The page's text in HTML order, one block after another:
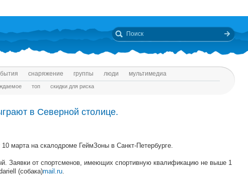
снаряжение группы люди мультимедиа
топ скидки для риска
в Северной столице.
марта на скалодроме ГеймЗоны в Санкт-Петербурге.
Заявки от спортсменов, имеющих спортивную квалификацию не выше 1
(собака)mail.ru.